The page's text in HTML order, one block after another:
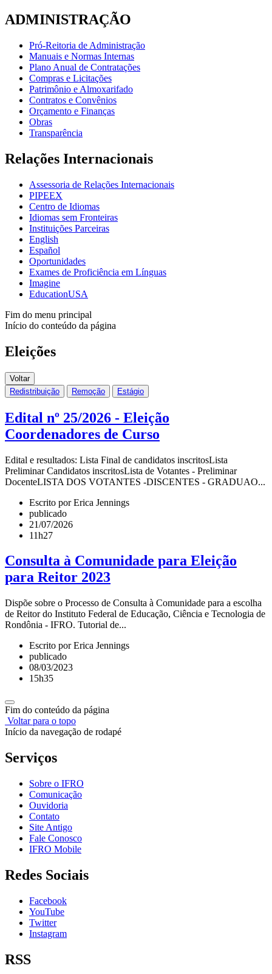
ADMINISTRAÇÃO
Pró-Reitoria de Administração
Manuais e Normas Internas
Plano Anual de Contratações
Compras e Licitações
Patrimônio e Almoxarifado
Contratos e Convênios
Orçamento e Finanças
Obras
Transparência
Relações Internacionais
Assessoria de Relações Internacionais
PIPEEX
Centro de Idiomas
Idiomas sem Fronteiras
Instituições Parceiras
English
Español
Oportunidades
Exames de Proficiência em Línguas
Imagine
EducationUSA
Fim do menu principal
Início do conteúdo da página
Eleições
Voltar
Redistribuição
Remoção Estágio
Edital nº 25/2026 - Eleição
Coordenadores de Curso
Edital e resultados: Lista Final de candidatos inscritosLista
Preliminar Candidatos inscritosLista de Votantes - Preliminar
DocenteLISTA DOS VOTANTES -DISCENTES - GRADUAO...
Escrito por Erica Jennings
publicado
21/07/2026
11h27
Consulta à Comunidade para Eleição
para Reitor 2023
Dispõe sobre o Processo de Consulta à Comunidade para a escolha
de Reitor do Instituto Federal de Educação, Ciência e Tecnologia de
Rondônia - IFRO. Tutorial de...
Escrito por Erica Jennings
publicado
08/03/2023
15h35
Fim do conteúdo da página
Voltar para o topo
Início da navegação de rodapé
Serviços
Sobre o IFRO
Comunicação
Ouvidoria
Contato
Site Antigo
Fale Conosco
IFRO Mobile
Redes Sociais
Facebook
YouTube
Twitter
Instagram
RSS